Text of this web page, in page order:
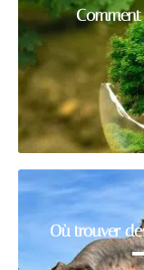
Où trouver